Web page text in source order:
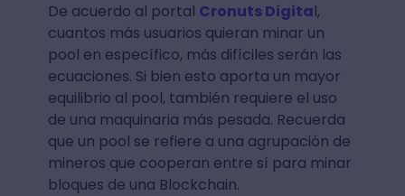
De acuerdo al portal Cronuts Digital,
cuantos más usuarios quieran minar un
pool en específico, más difíciles serán las
ecuaciones. Si bien esto aporta un mayor
equilibrio al pool, también requiere el uso
de una maquinaria más pesada. Recuerda
que un pool se refiere a una agrupación de
mineros que cooperan entre sí para minar
bloques de una Blockchain.